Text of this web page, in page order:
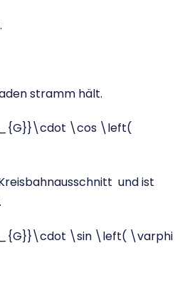
stramm hält.
\cos \left(
und ist
\sin \left( \varphi